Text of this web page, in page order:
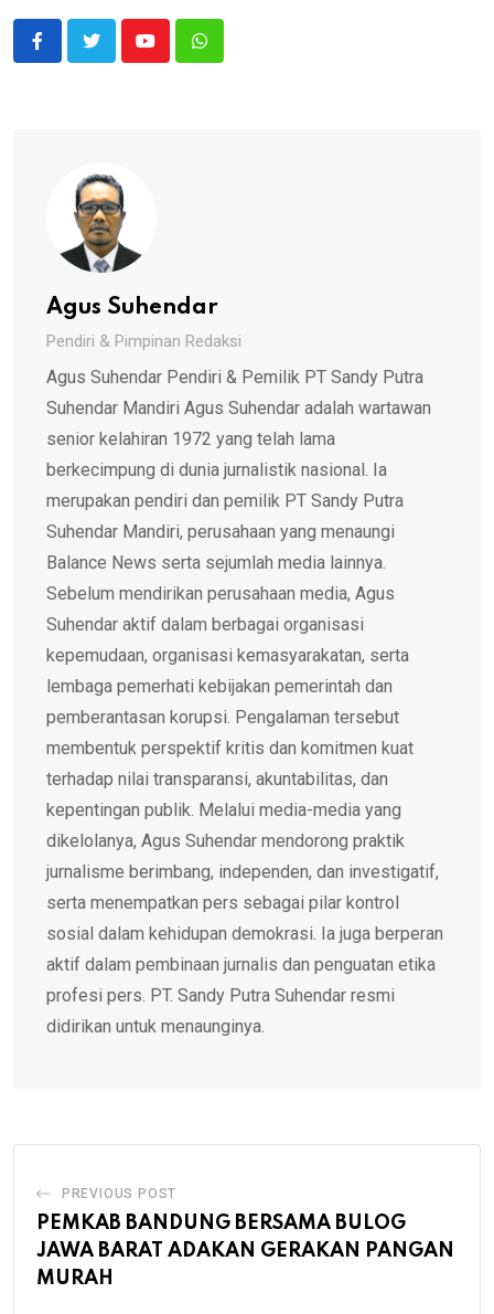
YoutubeWhatsapp
Agus Suhendar
Pendiri & Pimpinan Redaksi
Agus Suhendar Pendiri & Pemilik PT Sandy Putra
Suhendar Mandiri Agus Suhendar adalah wartawan
senior kelahiran 1972 yang telah lama
berkecimpung di dunia jurnalistik nasional. Ia
merupakan pendiri dan pemilik PT Sandy Putra
Suhendar Mandiri, perusahaan yang menaungi
Balance News serta sejumlah media lainnya.
Sebelum mendirikan perusahaan media, Agus
Suhendar aktif dalam berbagai organisasi
kepemudaan, organisasi kemasyarakatan, serta
lembaga pemerhati kebijakan pemerintah dan
pemberantasan korupsi. Pengalaman tersebut
membentuk perspektif kritis dan komitmen kuat
terhadap nilai transparansi, akuntabilitas, dan
kepentingan publik. Melalui media-media yang
dikelolanya, Agus Suhendar mendorong praktik
jurnalisme berimbang, independen, dan investigatif,
serta menempatkan pers sebagai pilar kontrol
sosial dalam kehidupan demokrasi. Ia juga berperan
aktif dalam pembinaan jurnalis dan penguatan etika
profesi pers. PT. Sandy Putra Suhendar resmi
didirikan untuk menaunginya.
PREVIOUS POST
PEMKAB BANDUNG BERSAMA BULOG
JAWA BARAT ADAKAN GERAKAN PANGAN
MURAH